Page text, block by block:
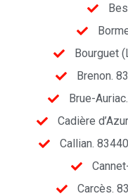
Bourguet
Brenon.
Brue-
Cadière
Callian.
Carcès.